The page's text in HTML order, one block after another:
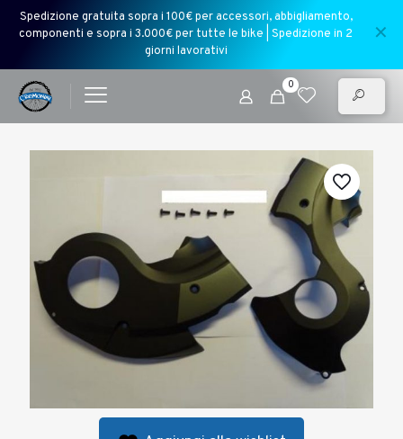
Spedizione gratuita sopra i 100€ per accessori, abbigliamento,
componenti e sopra i 3.000€ per tutte le bike | Spedizione in 2
giorni lavorativi
✕
0